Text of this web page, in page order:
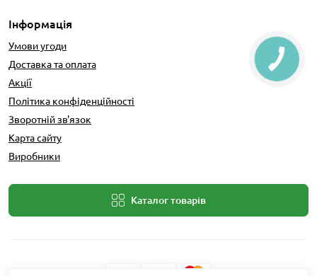
Інформація
Умови угоди
Доставка та оплата
Акції
Політика конфіденційності
Зворотній зв'язок
Карта сайту
Виробники
Каталог товарів